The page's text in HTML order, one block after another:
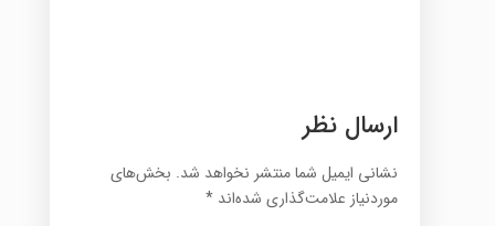
ارسال نظر
نشانی ایمیل شما منتشر نخواهد شد. بخش‌های
موردنیاز علامت‌گذاری شده‌اند *